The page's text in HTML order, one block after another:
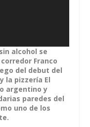
alcohol se
Franco
del debut del
la pizzería El
argentino y
paredes del
uno de los